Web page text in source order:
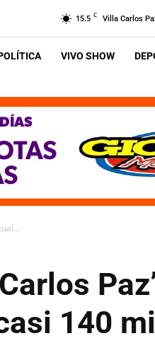
15.5 C Villa Carlos
VIVO SHOW
140